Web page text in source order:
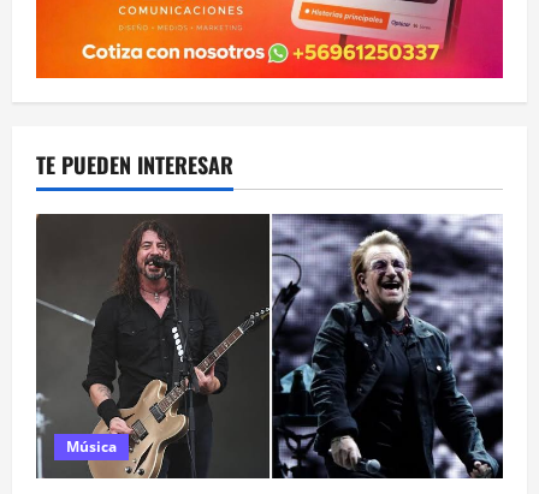
TE PUEDEN INTERESAR
Música